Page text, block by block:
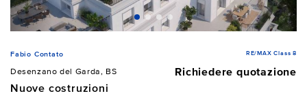
Fabio Contato RE/MAX Class 8
Desenzano del Garda, BS
Richiedere quotazione
Nuove costruzioni